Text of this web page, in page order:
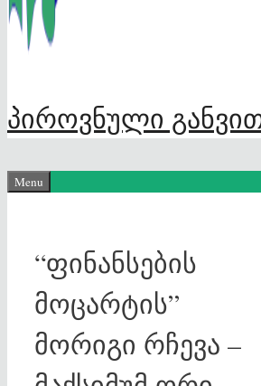
პიროვნული
Menu
“ფინანსების
მოცარტის”
მორიგი რჩევა –